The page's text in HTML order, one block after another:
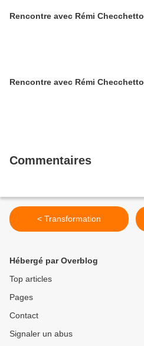
Rencontre avec Rémi Checchetto
Rencontre avec Rémi Checchetto
Commentaires
< Transformation
Hébergé par Overblog
Top articles
Pages
Contact
Signaler un abus